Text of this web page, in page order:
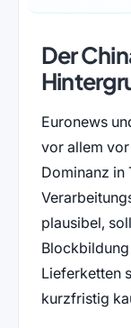
Der
Euronews
vor allem
Dominanz in
plausibel,
Lieferketten
kurzfristig